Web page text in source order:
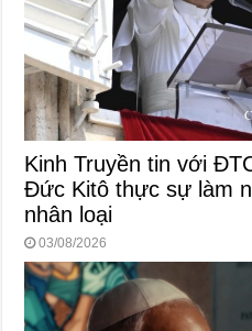
Kinh Truyền tin với
Đức Kitô thực sự làm
nhân loại
03/08/2026